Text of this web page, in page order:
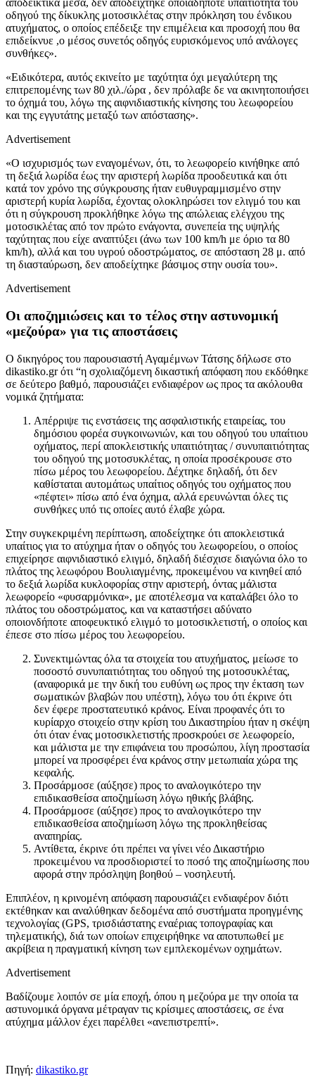
αποδεικτικά μέσα, δεν αποδείχτηκε οποιαδήποτε υπαιτιότητα του
οδηγού της δίκυκλης μοτοσικλέτας στην πρόκληση του ένδικου
ατυχήματος, ο οποίος επέδειξε την επιμέλεια και προσοχή που θα
επιδείκνυε ,ο μέσος συνετός οδηγός ευρισκόμενος υπό ανάλογες
συνθήκες».
«Ειδικότερα, αυτός εκινείτο με ταχύτητα όχι μεγαλύτερη της
επιτρεπομένης των 80 χιλ./ώρα , δεν πρόλαβε δε να ακινητοποιήσει
το όχημά του, λόγω της αιφνιδιαστικής κίνησης του λεωφορείου
και της εγγυτάτης μεταξύ των απόστασης».
Advertisement
«Ο ισχυρισμός των εναγομένων, ότι, το λεωφορείο κινήθηκε από
τη δεξιά λωρίδα έως την αριστερή λωρίδα προοδευτικά και ότι
κατά τον χρόνο της σύγκρουσης ήταν ευθυγραμμισμένο στην
αριστερή κυρία λωρίδα, έχοντας ολοκληρώσει τον ελιγμό του και
ότι η σύγκρουση προκλήθηκε λόγω της απώλειας ελέγχου της
μοτοσικλέτας από τον πρώτο ενάγοντα, συνεπεία της υψηλής
ταχύτητας που είχε αναπτύξει (άνω των 100 km/h με όριο τα 80
km/h), αλλά και του υγρού οδοστρώματος, σε απόσταση 28 μ. από
τη διασταύρωση, δεν αποδείχτηκε βάσιμος στην ουσία του».
Advertisement
Οι αποζημιώσεις και το τέλος στην αστυνομική
«μεζούρα» για τις αποστάσεις
Ο δικηγόρος του παρουσιαστή Αγαμέμνων Τάτσης δήλωσε στο
dikastiko.gr ότι “η σχολιαζόμενη δικαστική απόφαση που εκδόθηκε
σε δεύτερο βαθμό, παρουσιάζει ενδιαφέρον ως προς τα ακόλουθα
νομικά ζητήματα:
Απέρριψε τις ενστάσεις της ασφαλιστικής εταιρείας, του
δημόσιου φορέα συγκοινωνιών, και του οδηγού του υπαίτιου
οχήματος, περί αποκλειστικής υπαιτιότητας / συνυπαιτιότητας
του οδηγού της μοτοσυκλέτας, η οποία προσέκρουσε στο
πίσω μέρος του λεωφορείου. Δέχτηκε δηλαδή, ότι δεν
καθίσταται αυτομάτως υπαίτιος οδηγός του οχήματος που
«πέφτει» πίσω από ένα όχημα, αλλά ερευνώνται όλες τις
συνθήκες υπό τις οποίες αυτό έλαβε χώρα.
Στην συγκεκριμένη περίπτωση, αποδείχτηκε ότι αποκλειστικά
υπαίτιος για το ατύχημα ήταν ο οδηγός του λεωφορείου, ο οποίος
επιχείρησε αιφνιδιαστικό ελιγμό, δηλαδή διέσχισε διαγώνια όλο το
πλάτος της λεωφόρου Βουλιαγμένης, προκειμένου να κινηθεί από
το δεξιά λωρίδα κυκλοφορίας στην αριστερή, όντας μάλιστα
λεωφορείο «φυσαρμόνικα», με αποτέλεσμα να καταλάβει όλο το
πλάτος του οδοστρώματος, και να καταστήσει αδύνατο
οποιονδήποτε αποφευκτικό ελιγμό το μοτοσικλετιστή, ο οποίος και
έπεσε στο πίσω μέρος του λεωφορείου.
Συνεκτιμώντας όλα τα στοιχεία του ατυχήματος, μείωσε το
ποσοστό συνυπαιτιότητας του οδηγού της μοτοσυκλέτας,
(αναφορικά με την δική του ευθύνη ως προς την έκταση των
σωματικών βλαβών που υπέστη), λόγω του ότι έκρινε ότι
δεν έφερε προστατευτικό κράνος. Είναι προφανές ότι το
κυρίαρχο στοιχείο στην κρίση του Δικαστηρίου ήταν η σκέψη
ότι όταν ένας μοτοσικλετιστής προσκρούει σε λεωφορείο,
και μάλιστα με την επιφάνεια του προσώπου, λίγη προστασία
μπορεί να προσφέρει ένα κράνος στην μετωπιαία χώρα της
κεφαλής.
Προσάρμοσε (αύξησε) προς το αναλογικότερο την
επιδικασθείσα αποζημίωση λόγω ηθικής βλάβης.
Προσάρμοσε (αύξησε) προς το αναλογικότερο την
επιδικασθείσα αποζημίωση λόγω της προκληθείσας
αναπηρίας.
Αντίθετα, έκρινε ότι πρέπει να γίνει νέο Δικαστήριο
προκειμένου να προσδιοριστεί το ποσό της αποζημίωσης που
αφορά στην πρόσληψη βοηθού – νοσηλευτή.
Επιπλέον, η κρινομένη απόφαση παρουσιάζει ενδιαφέρον διότι
εκτέθηκαν και αναλύθηκαν δεδομένα από συστήματα προηγμένης
τεχνολογίας (GPS, τρισδιάστατης εναέριας τοπογραφίας και
τηλεματικής), διά των οποίων επιχειρήθηκε να αποτυπωθεί με
ακρίβεια η πραγματική κίνηση των εμπλεκομένων οχημάτων.
Advertisement
Βαδίζουμε λοιπόν σε μία εποχή, όπου η μεζούρα με την οποία τα
αστυνομικά όργανα μέτραγαν τις κρίσιμες αποστάσεις, σε ένα
ατύχημα μάλλον έχει παρέλθει «ανεπιστρεπτί».
Πηγή: dikastiko.gr